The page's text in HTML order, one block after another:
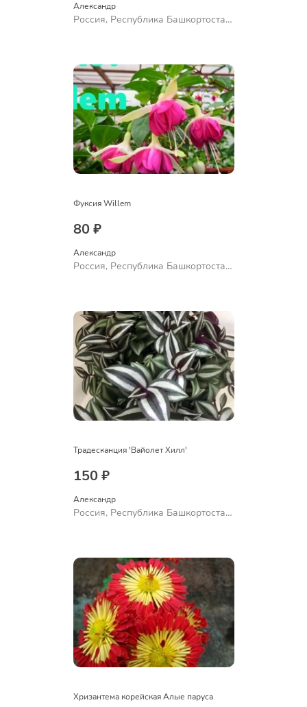
Александр
Россия, Республика Башкортостан,
Фуксия Willem
80 ₽
Александр
Россия, Республика Башкортостан,
Традесканция 'Вайолет Хилл'
150 ₽
Александр
Россия, Республика Башкортостан,
Хризантема корейская Алые паруса